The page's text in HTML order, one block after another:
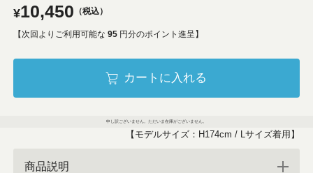
¥10,450 税込
【次回よりご利用可能な 95 円分のポイント進呈】
カートに入れる
申し訳ございません。ただいま在庫がございません。
【モデルサイズ：H174cm / Lサイズ着用】
商品説明